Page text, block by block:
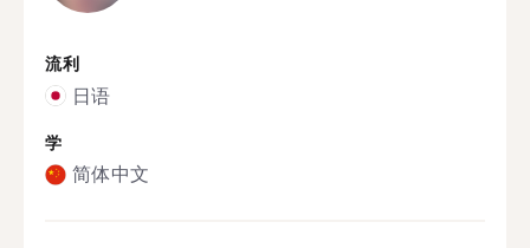
流利
日语
学
简体中文